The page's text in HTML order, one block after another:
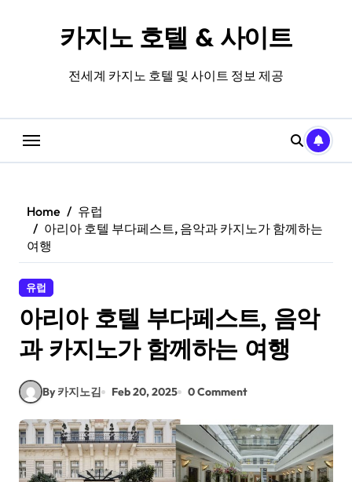
카지노 호텔 & 사이트
전세계 카지노 호텔 및 사이트 정보 제공
Home
유럽
아리아 호텔 부다페스트, 음악과 카지노가 함께하는
여행
유럽
아리아 호텔 부다페스트, 음악
과 카지노가 함께하는 여행
By 카지노김 Feb 20, 2025 0 Comment